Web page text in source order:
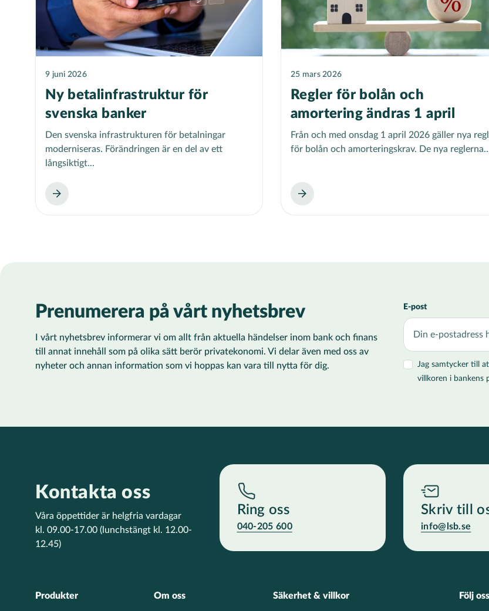
9 juni 2026
Ny betalinfrastruktur för
svenska banker
Den svenska infrastrukturen för betalningar
moderniseras. Förändringen är en del av ett
långsiktigt...
25 mars 2026
Regler för bolån och
amortering ändras 1 april
Från och med onsdag 1 april 2026 gäller nya
för bolån och amorteringskrav. De nya
Prenumerera på vårt nyhetsbrev
I vårt nyhetsbrev informerar vi om allt från aktuella händelser inom bank och finans
till annat innehåll som på olika sätt berör privatekonomi. Vi delar även med oss av
nyheter och annan information som vi hoppas kan vara till nytta för dig.
E-post
Jag samtycker till
villkoren i bankens
Kontakta oss
Våra öppettider är helgfria vardagar
kl. 09.00-17.00 (lunchstängt kl. 12.00-
12.45)
Ring oss
040-205 600
Skriv till
info@lsb.se
Footer
Produkter Om oss Säkerhet & villkor Följ